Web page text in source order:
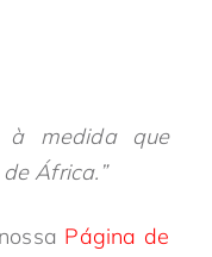
à medida que
África.”
Página de